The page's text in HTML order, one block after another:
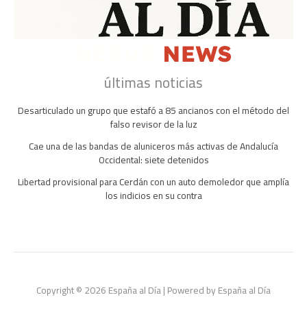
últimas noticias
Desarticulado un grupo que estafó a 85 ancianos con el método del
falso revisor de la luz
Cae una de las bandas de aluniceros más activas de Andalucía
Occidental: siete detenidos
Libertad provisional para Cerdán con un auto demoledor que amplía
los indicios en su contra
Copyright © 2026 España al Día | Powered by España al Día